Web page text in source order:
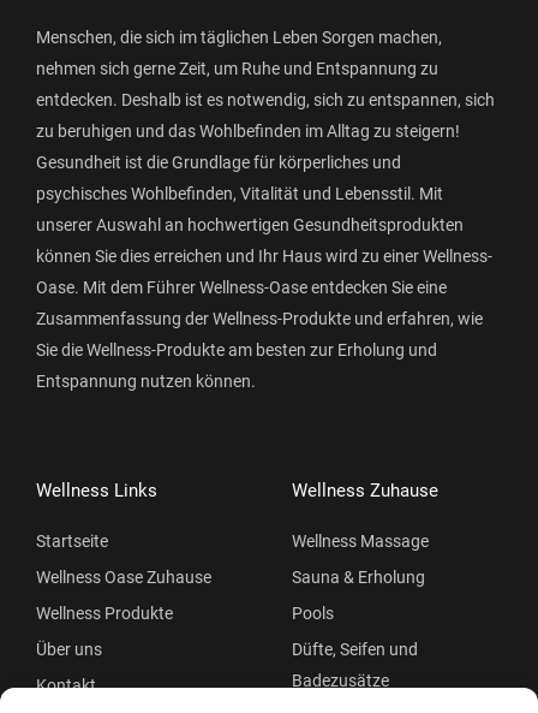
Menschen, die sich im täglichen Leben Sorgen machen,
nehmen sich gerne Zeit, um Ruhe und Entspannung zu
entdecken. Deshalb ist es notwendig, sich zu entspannen, sich
zu beruhigen und das Wohlbefinden im Alltag zu steigern!
Gesundheit ist die Grundlage für körperliches und
psychisches Wohlbefinden, Vitalität und Lebensstil. Mit
unserer Auswahl an hochwertigen Gesundheitsprodukten
können Sie dies erreichen und Ihr Haus wird zu einer Wellness-
Oase. Mit dem Führer Wellness-Oase entdecken Sie eine
Zusammenfassung der Wellness-Produkte und erfahren, wie
Sie die Wellness-Produkte am besten zur Erholung und
Entspannung nutzen können.
Wellness Links
Startseite
Wellness Oase Zuhause
Wellness Produkte
Über uns
Kontakt
Wellness Zuhause
Wellness Massage
Sauna & Erholung
Pools
Düfte, Seifen und
Badezusätze